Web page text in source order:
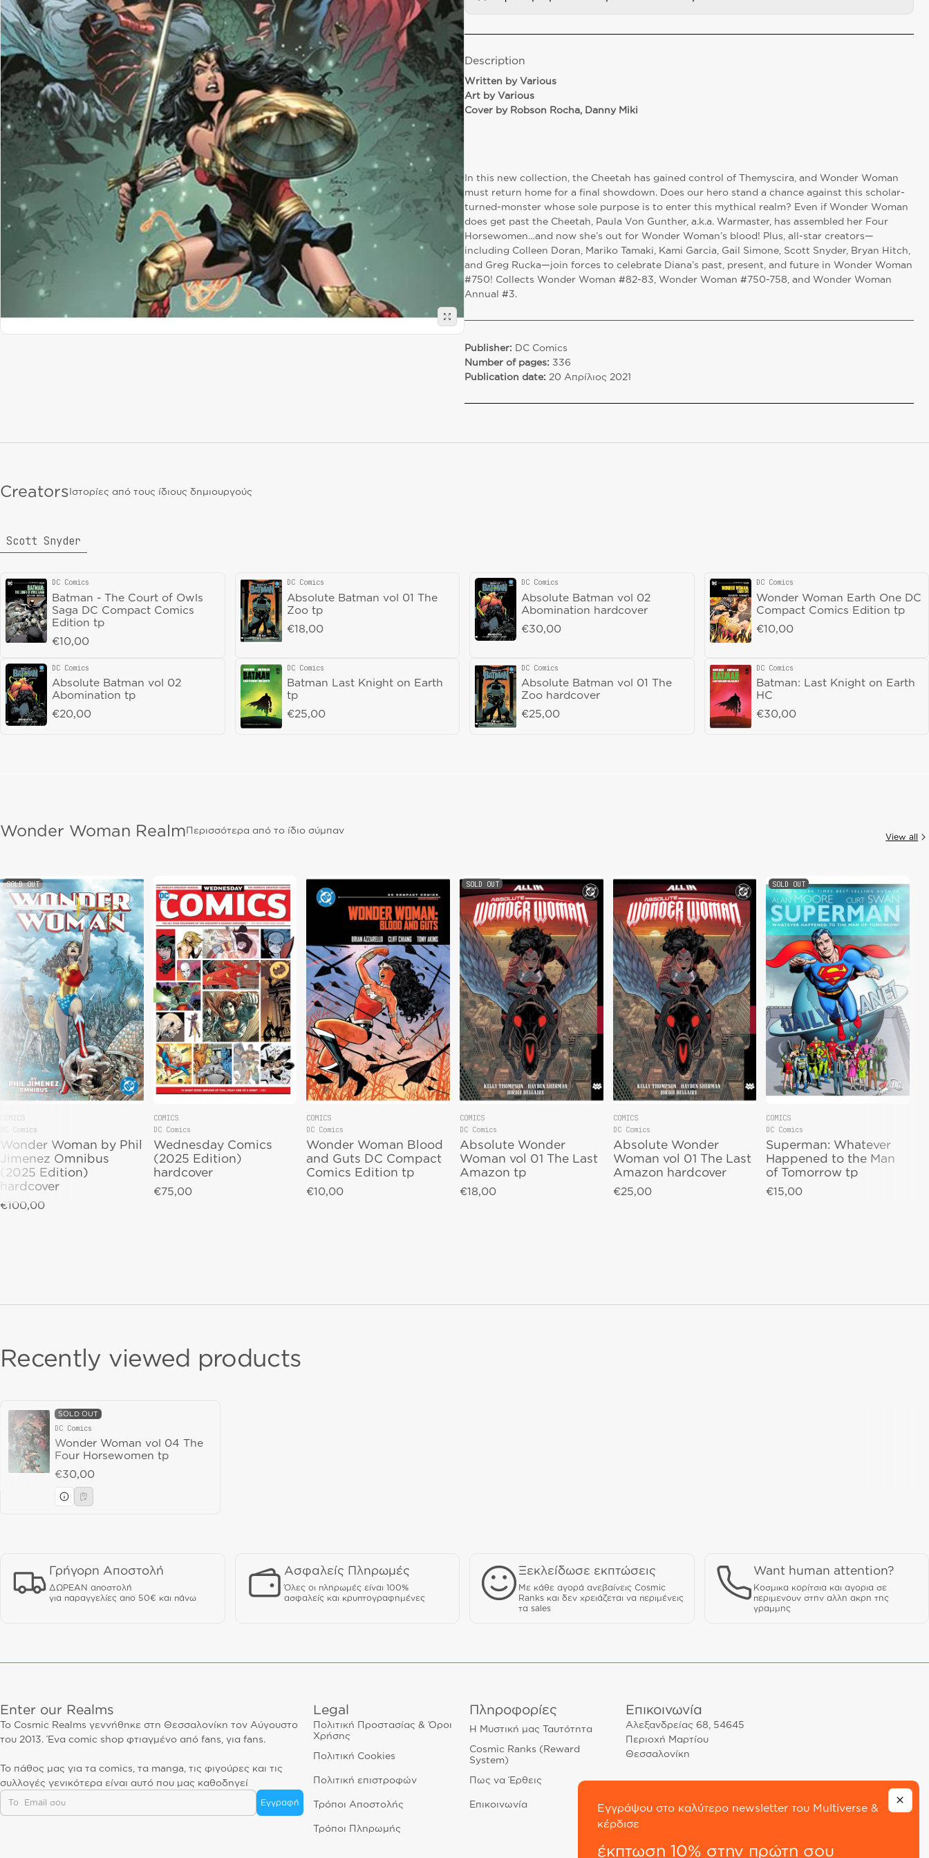
Description
Written by Various
Art by Various
Cover by Robson Rocha, Danny Miki
In this new collection, the Cheetah has gained control of Themyscira, and Wonder Woman
must return home for a final showdown. Does our hero stand a chance against this scholar-
turned-monster whose sole purpose is to enter this mythical realm? Even if Wonder Woman
does get past the Cheetah, Paula Von Gunther, a.k.a. Warmaster, has assembled her Four
Horsewomen…and now she’s out for Wonder Woman’s blood! Plus, all-star creators—
including Colleen Doran, Mariko Tamaki, Kami Garcia, Gail Simone, Scott Snyder, Bryan Hitch,
and Greg Rucka—join forces to celebrate Diana’s past, present, and future in Wonder Woman
#750! Collects Wonder Woman #82-83, Wonder Woman #750-758, and Wonder Woman
Annual #3.
Publisher: DC Comics
Number of pages: 336
Publication date: 20 Απρίλιος 2021
CreatorsΙστορίες από τους ίδιους δημιουργούς
Scott Snyder
Vendor:
DC Comics
Batman - The Court of Owls
Saga DC Compact Comics
Edition tp
Regular price
€10,00
Vendor:
DC Comics
Absolute Batman vol 01 The
Zoo tp
Regular price
€18,00
Vendor:
DC Comics
Absolute Batman vol 02
Abomination hardcover
Regular price
€30,00
Vendor:
DC Comics
Wonder Woman Earth One DC
Compact Comics Edition tp
Regular price
€10,00
Vendor:
DC Comics
Absolute Batman vol 02
Abomination tp
Regular price
€20,00
Vendor:
DC Comics
Batman Last Knight on Earth
tp
Regular price
€25,00
Vendor:
DC Comics
Absolute Batman vol 01 The
Zoo hardcover
Regular price
€25,00
Vendor:
DC Comics
Batman: Last Knight on Earth
HC
Regular price
€30,00
Wonder Woman RealmΠερισσότερα από το ίδιο σύμπαν
View all
SOLD OUT
COMICS
Vendor:
DC Comics
Wonder Woman by Phil
Jimenez Omnibus
(2025 Edition)
hardcover
Regular price
€100,00
COMICS
Vendor:
DC Comics
Wednesday Comics
(2025 Edition)
hardcover
Regular price
€75,00
COMICS
Vendor:
DC Comics
Wonder Woman Blood
and Guts DC Compact
Comics Edition tp
Regular price
€10,00
SOLD OUT
COMICS
Vendor:
DC Comics
Absolute Wonder
Woman vol 01 The Last
Amazon tp
Regular price
€18,00
COMICS
Vendor:
DC Comics
Absolute Wonder
Woman vol 01 The Last
Amazon hardcover
Regular price
€25,00
SOLD OUT
COMICS
Vendor:
DC Comics
Superman: Whatever
Happened to the Man
of Tomorrow tp
Regular price
€15,00
Recently viewed products
SOLD OUT
Vendor:
DC Comics
Wonder Woman vol 04 The
Four Horsewomen tp
Regular price
€30,00
Γρήγορη Αποστολή
ΔΩΡΕΑΝ αποστολή
για παραγγελίες απο 50€ και πάνω
Ασφαλείς Πληρωμές
Όλες οι πληρωμές είναι 100%
ασφαλείς και κρυπτογραφημένες
Ξεκλείδωσε εκπτώσεις
Με κάθε αγορά ανεβαίνεις Cosmic
Ranks και δεν χρειάζεται να περιμένεις
τα sales
Want human attention?
Κοσμικα κορίτσια και αγορια σε
περιμενουν στην αλλη ακρη της
γραμμης
Εγγράψου στο καλύτερο newsletter του Multiverse &
κέρδισε
έκπτωση 10% στην πρώτη σου
Enter our Realms
Το Cosmic Realms γεννήθηκε στη Θεσσαλονίκη τον Αύγουστο
του 2013. Ένα comic shop φτιαγμένο από fans, για fans.
Το πάθος μας για τα comics, τα manga, τις φιγούρες και τις
συλλογές γενικότερα είναι αυτό που μας καθοδηγεί
Email
Εγγραφή
Legal
Πολιτική Προστασίας & Όροι
Χρήσης
Πολιτική Cookies
Πολιτική επιστροφών
Τρόποι Αποστολής
Τρόποι Πληρωμής
Πληροφορίες
Η Μυστική μας Ταυτότητα
Cosmic Ranks (Reward
System)
Πως να Έρθεις
Επικοινωνία
Επικοινωνία
Αλεξανδρείας 68, 54645
Περιοχή Μαρτίου
Θεσσαλονίκη
E: info@cosmicrealms.gr